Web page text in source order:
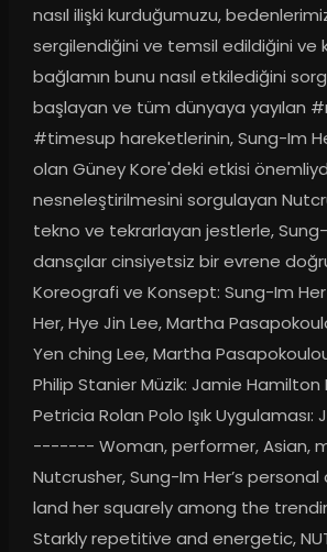
nasıl ilişki kurduğumuzu,
sergilendiğini ve temsil edildiğini ve
bağlamın bunu nasıl etkilediğini
başlayan ve tüm dünyaya yayılan
#timesup hareketlerinin, Sung-Im
olan Güney Kore'deki etkisi
nesneleştirilmesini sorgulayan
tekno ve tekrarlayan jestlerle, Sung-
dansçılar cinsiyetsiz bir evrene
Koreografi ve Konsept: Sung-Im
Her, Hye Jin Lee, Martha
Yen ching Lee, Martha
Philip Stanier Müzik: Jamie Hamilton
Petricia Rolan Polo Işık
------- Woman, performer, Asian,
Nutcrusher, Sung-Im Her’s
land her squarely among the
Starkly repetitive and energetic,